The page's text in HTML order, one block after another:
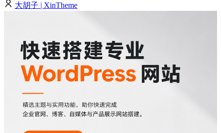
大胡子 | XinTheme